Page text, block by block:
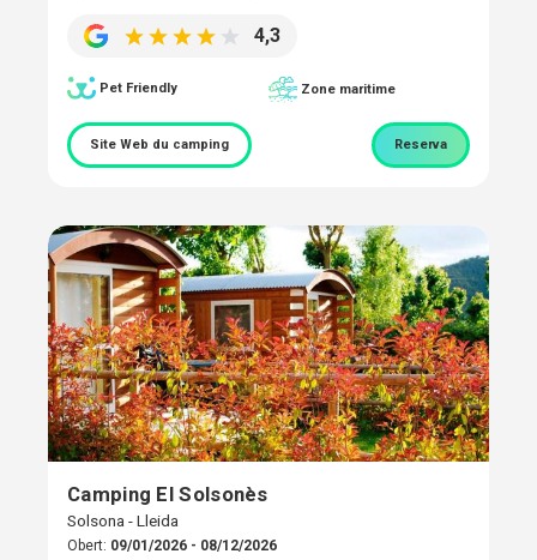
4,3
Pet Friendly Zone maritime
Site Web du camping Reserva
Camping El Solsonès
Solsona - Lleida
Obert: 09/01/2026 - 08/12/2026